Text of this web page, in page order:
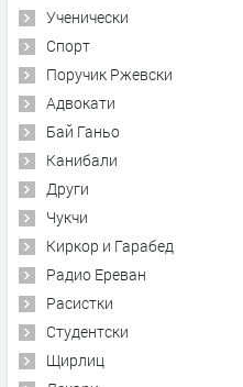
Ученически
Спорт
Поручик Ржевски
Адвокати
Бай Ганьо
Канибали
Други
Чукчи
Киркор и Гарабед
Радио Ереван
Расистки
Студентски
Щирлиц